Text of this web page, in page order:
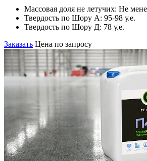
Массовая доля не летучих: Не
Твердость по Шору А: 95-98 у.е.
Твердость по Шору Д: 78 у.е.
Заказать Цена по запросу